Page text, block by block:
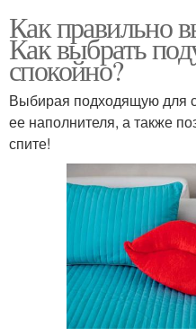
Как правильно
Как выбрать
спокойно?
Выбирая подходящую для
ее наполнителя, а также
спите!